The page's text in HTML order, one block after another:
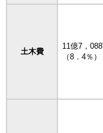
土木費
11億7，
（8．4％）